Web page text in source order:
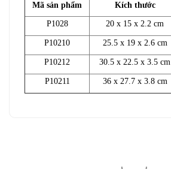
Mã sản phẩm Kích thước
P1028 20 x 15 x 2.2 cm
P10210 25.5 x 19 x 2.6 cm
P10212 30.5 x 22.5 x 3.5 cm
P10211 36 x 27.7 x 3.8 cm